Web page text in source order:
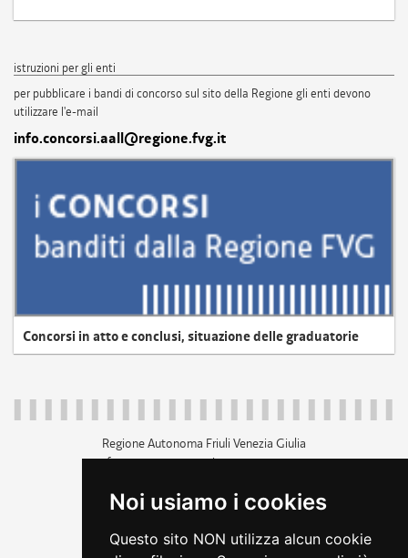
Noi usiamo i cookies
Questo sito NON utilizza alcun cookie
istruzioni per gli enti
per pubblicare i bandi di concorso sul sito della Regione gli enti devono
utilizzare l'e-mail
info.concorsi.aall@regione.fvg.it
Concorsi in atto e conclusi, situazione delle graduatorie
Regione Autonoma Friuli Venezia Giulia
c.f. 80014930327; p.iva 00526040324
+39 040 3771111